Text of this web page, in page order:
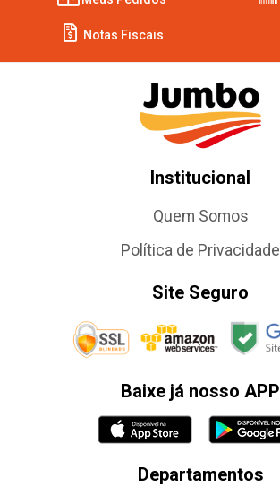
Notas Fiscais
Institucional
Quem Somos
Política de Privacidade
Site Seguro
Baixe já nosso APP
Departamentos